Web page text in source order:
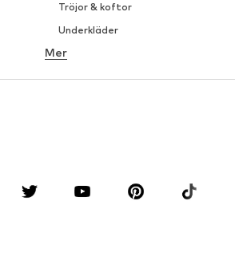
Tröjor & koftor
Underkläder
Skjortor
Kostymer & kavajer
Mer